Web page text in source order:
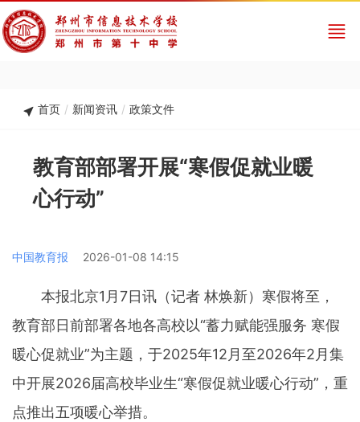
首页 / 新闻资讯 / 政策文件
教育部部署开展“寒假促就业暖
心行动”
中国教育报 2026-01-08 14:15
本报北京1月7日讯（记者 林焕新）寒假将至，
教育部日前部署各地各高校以“蓄力赋能强服务 寒假
暖心促就业”为主题，于2025年12月至2026年2月集
中开展2026届高校毕业生“寒假促就业暖心行动”，重
点推出五项暖心举措。